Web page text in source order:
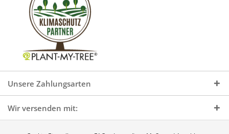
Unsere Zahlungsarten
Wir versenden mit: